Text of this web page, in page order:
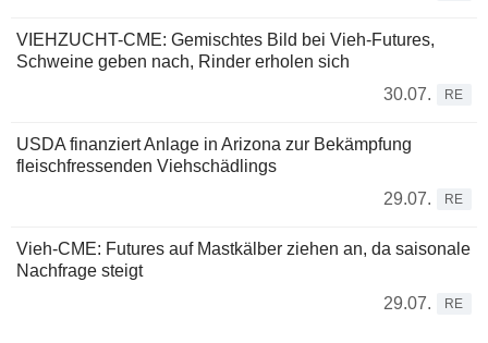
VIEHZUCHT-CME: Gemischtes Bild bei Vieh-Futures,
Schweine geben nach, Rinder erholen sich
30.07.
RE
USDA finanziert Anlage in Arizona zur Bekämpfung
fleischfressenden Viehschädlings
29.07.
RE
Vieh-CME: Futures auf Mastkälber ziehen an, da saisonale
Nachfrage steigt
29.07.
RE